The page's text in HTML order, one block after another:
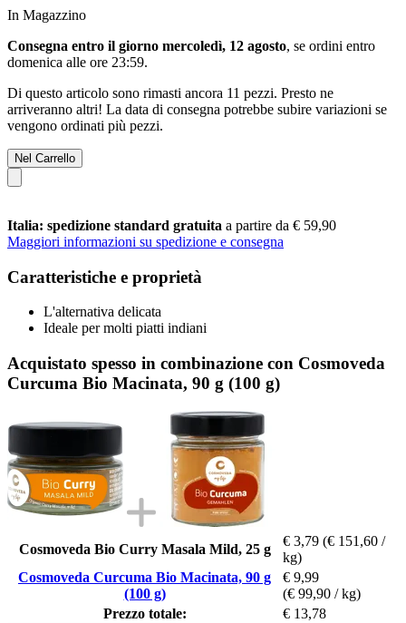
In Magazzino
Consegna entro il giorno mercoledì, 12 agosto, se ordini entro
domenica alle ore 23:59.
Di questo articolo sono rimasti ancora 11 pezzi. Presto ne
arriveranno altri! La data di consegna potrebbe subire variazioni se
vengono ordinati più pezzi.
Nel Carrello
Italia: spedizione standard gratuita a partire da € 59,90
Maggiori informazioni su spedizione e consegna
Caratteristiche e proprietà
L'alternativa delicata
Ideale per molti piatti indiani
Acquistato spesso in combinazione con Cosmoveda
Curcuma Bio Macinata, 90 g (100 g)
Cosmoveda Bio Curry Masala Mild, 25 g
€ 3,79 (€ 151,60 /
kg)
Cosmoveda Curcuma Bio Macinata, 90 g
(100 g)
€ 9,99
(€ 99,90 / kg)
Prezzo totale:
€ 13,78